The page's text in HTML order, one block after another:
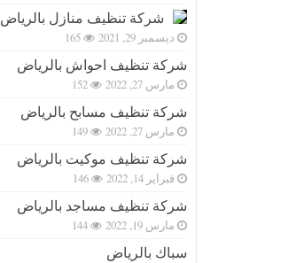
شركة تنظيف منازل بالرياض
ديسمبر 29, 2021 165
شركة تنظيف احواش بالرياض
مارس 27, 2022 152
شركة تنظيف مسابح بالرياض
مارس 27, 2022 149
شركة تنظيف موكيت بالرياض
فبراير 14, 2022 146
شركة تنظيف مساجد بالرياض
مارس 19, 2022 144
سباك بالرياض